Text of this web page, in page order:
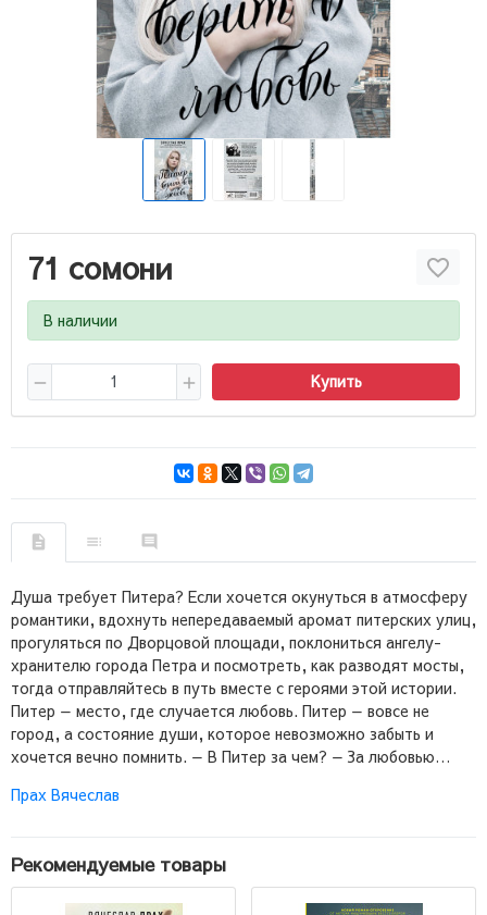
71 сомони
В наличии
Купить
Душа требует Питера? Если хочется окунуться в атмосферу
романтики, вдохнуть непередаваемый аромат питерских улиц,
прогуляться по Дворцовой площади, поклониться ангелу-
хранителю города Петра и посмотреть, как разводят мосты,
тогда отправляйтесь в путь вместе с героями этой истории.
Питер — место, где случается любовь. Питер — вовсе не
город, а состояние души, которое невозможно забыть и
хочется вечно помнить. — В Питер за чем? — За любовью…
Прах Вячеслав
Рекомендуемые товары